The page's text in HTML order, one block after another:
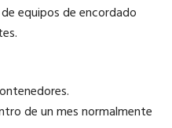
equipos de encordado
de un mes normalmente